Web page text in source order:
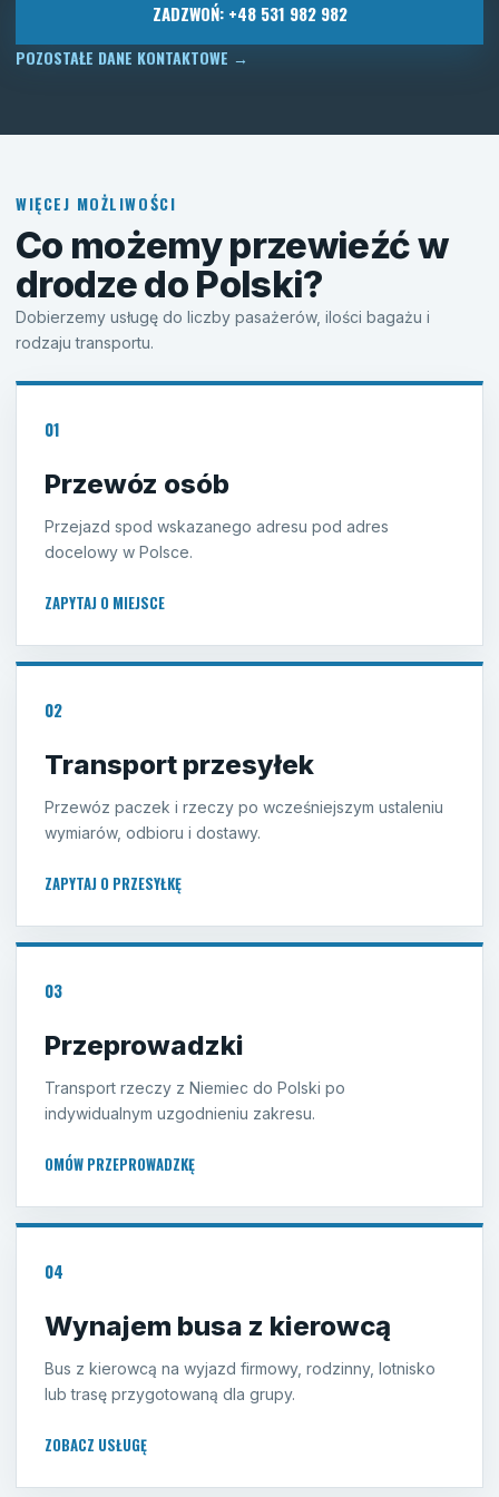
ZADZWOŃ: +48 531 982 982
POZOSTAŁE DANE KONTAKTOWE →
WIĘCEJ MOŻLIWOŚCI
Co możemy przewieźć w
drodze do Polski?
Dobierzemy usługę do liczby pasażerów, ilości bagażu i
rodzaju transportu.
01
Przewóz osób
Przejazd spod wskazanego adresu pod adres
docelowy w Polsce.
ZAPYTAJ O MIEJSCE
02
Transport przesyłek
Przewóz paczek i rzeczy po wcześniejszym ustaleniu
wymiarów, odbioru i dostawy.
ZAPYTAJ O PRZESYŁKĘ
03
Przeprowadzki
Transport rzeczy z Niemiec do Polski po
indywidualnym uzgodnieniu zakresu.
OMÓW PRZEPROWADZKĘ
04
Wynajem busa z kierowcą
Bus z kierowcą na wyjazd firmowy, rodzinny, lotnisko
lub trasę przygotowaną dla grupy.
ZOBACZ USŁUGĘ